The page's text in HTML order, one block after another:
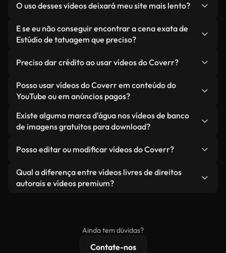
por filmagens reais, feitas por humanos,
relacionadas a Estúdio de tatuagem, juntamente
com vídeos gerados por IA. Cada vídeo é
claramente identificado para que você sempre
saiba o que está usando.
O uso desses vídeos deixará meu site mais lento?
Não, se você selecionar nossas versões
otimizadas. Oferecemos formatos leves e prontos
— mantendo a alta qualidade, minimizando os
como LCP.
E se eu não conseguir encontrar a cena exata de
Estúdio de tatuagem que preciso?
Coverr AI Studio. Basta descrever a cena — como
"Estúdio de tatuagem ao pôr do sol" — e o Studio
gerará um vídeo personalizado para você em
segundos, alinhado com nossos padrões de
licenciamento.
Preciso dar crédito ao usar vídeos do Coverr?
Não é necessário dar crédito. Todos os vídeos em
nossa biblioteca são livres de direitos autorais e
embora isso seja sempre bem-vindo.
Posso usar vídeos do Coverr em conteúdo do
YouTube ou em anúncios pagos?
Sim. Todas as imagens de arquivo da Coverr
podem ser usadas em vídeos monetizados do
de clientes — desde que você não esteja
como um produto independente.
Existe alguma marca d'água nos vídeos de banco
de imagens gratuitos para download?
reais ou gerados por IA — inclui marcas d'água.
Você recebe imagens limpas e prontas para usar.
Posso editar ou modificar vídeos do Coverr?
Sim. Você pode cortar, recortar ou remixar nossos
vídeos livremente. Apenas certifique-se de que o
Qual a diferença entre vídeos livres de direitos
autorais e vídeos premium?
licenciamento estendidas.
Ainda tem dúvidas?
Contate-nos